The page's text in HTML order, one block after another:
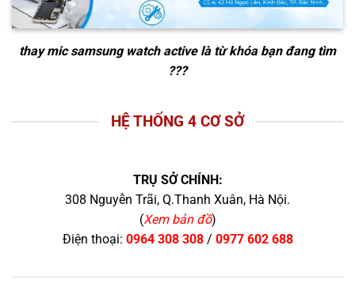
thay mic samsung watch activelà từ khóa bạn đang tìm
???
HỆ THỐNG 4 CƠ SỞ
TRỤ SỞ CHÍNH:
308 Nguyễn Trãi, Q.Thanh Xuân, Hà Nội.
(Xem bản đồ)
Điện thoại: 0964 308 308/ 0977 602 688